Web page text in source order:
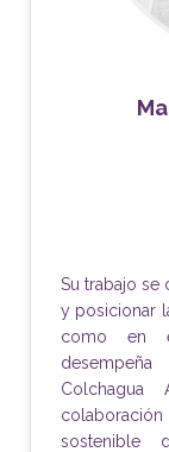
Su trabajo se
y posicionar
como en
sostenible